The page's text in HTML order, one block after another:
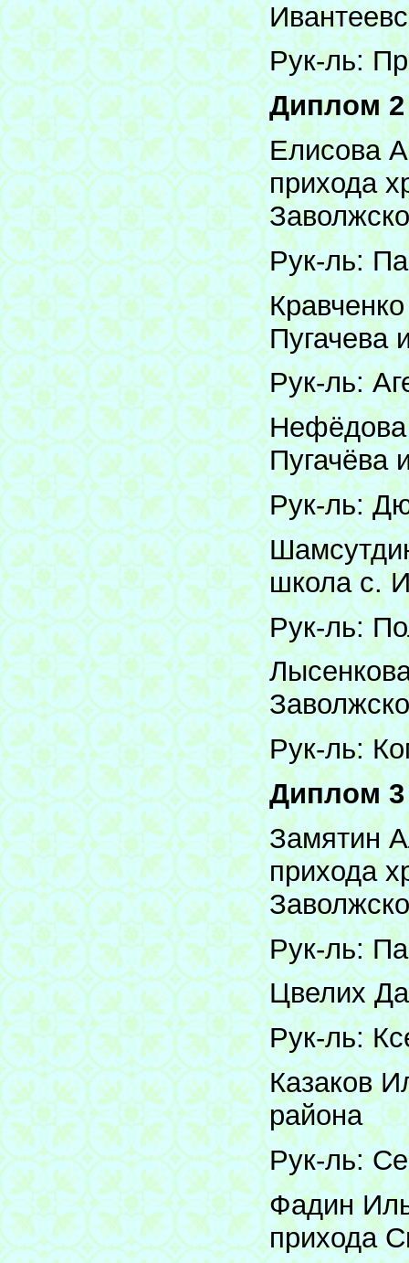
Рук-ль:
Диплом 2
Елисова
прихода
Рук-ль:
Пугачева
Рук-ль:
Пугачёва
Рук-ль:
школа с.
Рук-ль:
Рук-ль:
Диплом 3
Замятин
прихода
Рук-ль:
Цвелих
Рук-ль:
Казаков
района
Рук-ль:
Фадин
прихода